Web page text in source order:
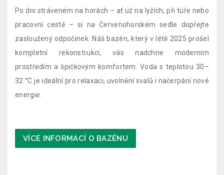
Po dni stráveném na horách – ať už na lyžích, při túře nebo
pracovní cestě – si na Červenohorském sedle dopřejte
zasloužený odpočinek. Náš bazén, který v létě 2025 prošel
kompletní rekonstrukcí, vás nadchne moderním
prostředím a špičkovým komfortem. Voda s teplotou 30–
32 °C je ideální pro relaxaci, uvolnění svalů i načerpání nové
energie.
VÍCE INFORMACÍ O BAZÉNU